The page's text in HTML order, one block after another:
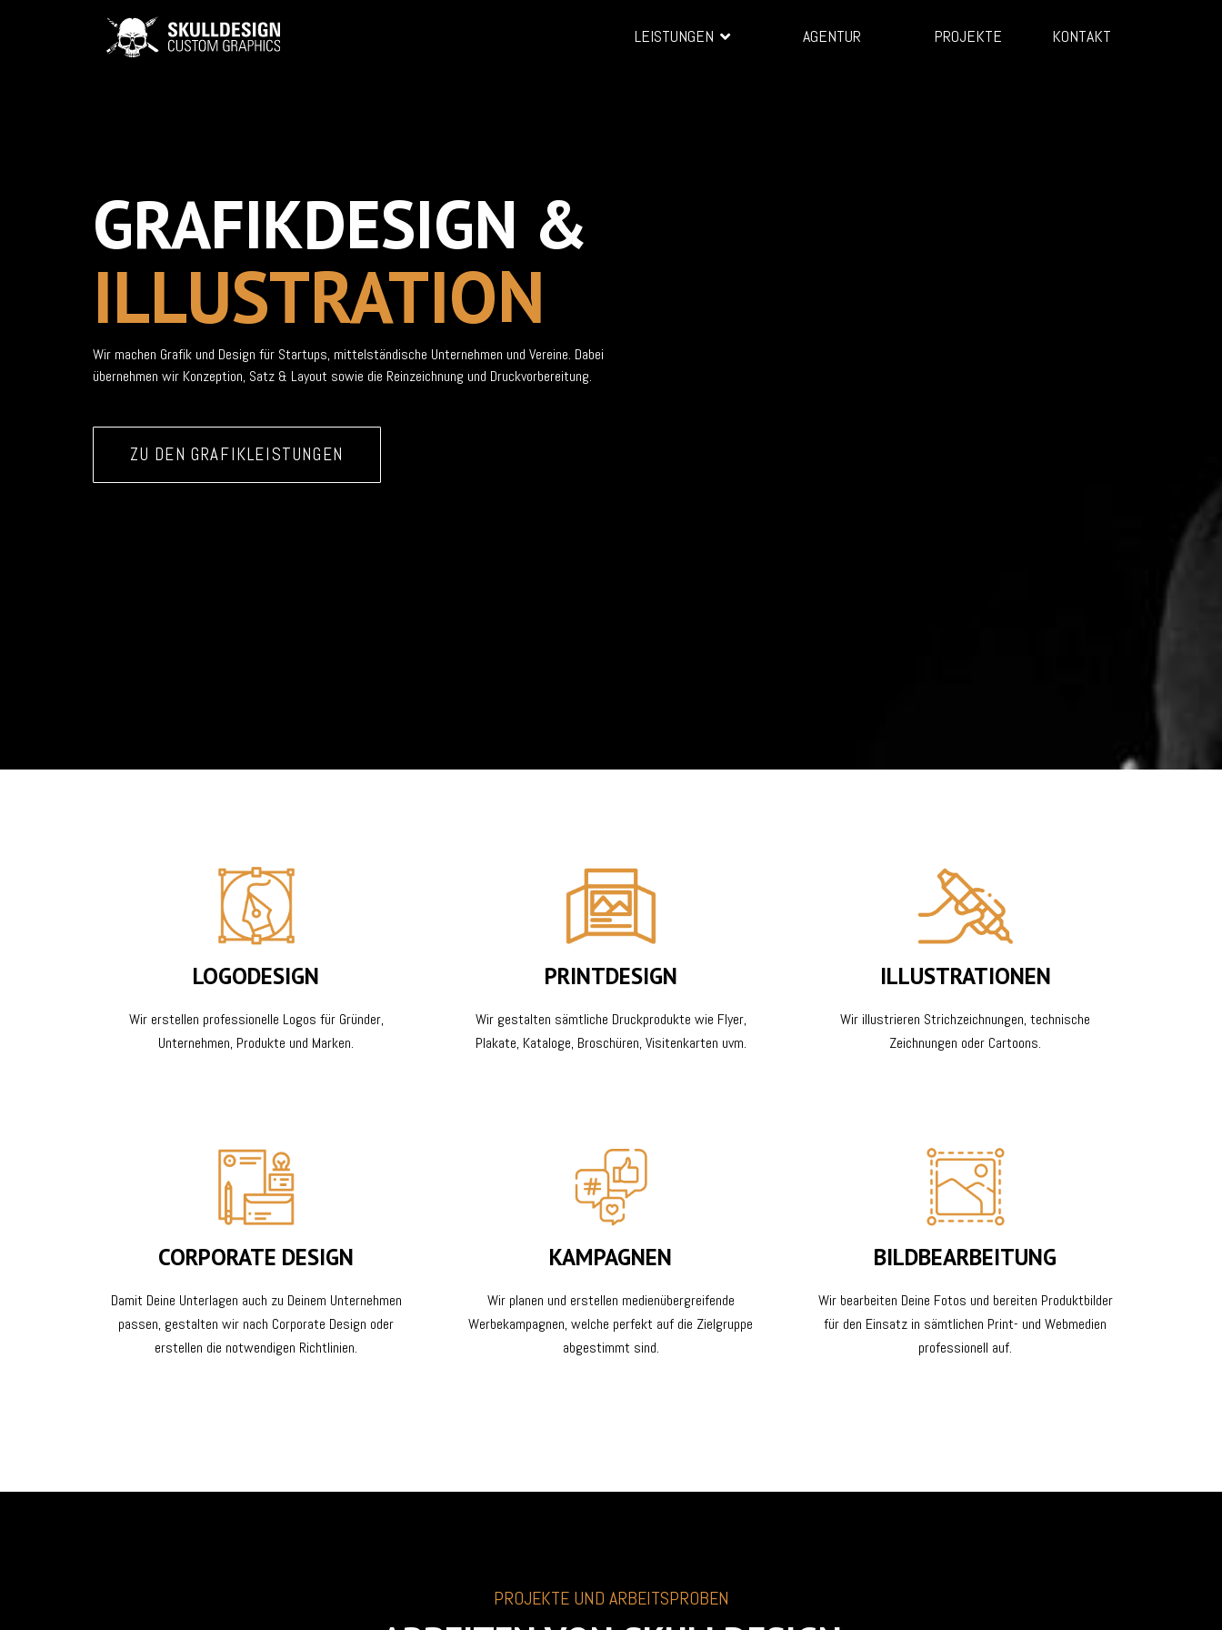
LEISTUNGEN AGENTUR PROJEKTE KONTAKT
GRAFIKDESIGN &
ILLUSTRATION
Wir machen Grafik und Design für Startups, mittelständische Unternehmen und Vereine. Dabei
übernehmen wir Konzeption, Satz & Layout sowie die Reinzeichnung und Druckvorbereitung.
ZU DEN GRAFIKLEISTUNGEN
LOGODESIGN
Wir erstellen professionelle Logos für Gründer,
Unternehmen, Produkte und Marken.
PRINTDESIGN
Wir gestalten sämtliche Druckprodukte wie Flyer,
Plakate, Kataloge, Broschüren, Visitenkarten uvm.
ILLUSTRATIONEN
Wir illustrieren Strichzeichnungen, technische
Zeichnungen oder Cartoons.
CORPORATE DESIGN
Damit Deine Unterlagen auch zu Deinem Unternehmen
passen, gestalten wir nach Corporate Design oder
erstellen die notwendigen Richtlinien.
KAMPAGNEN
Wir planen und erstellen medienübergreifende
Werbekampagnen, welche perfekt auf die Zielgruppe
abgestimmt sind.
BILDBEARBEITUNG
Wir bearbeiten Deine Fotos und bereiten Produktbilder
für den Einsatz in sämtlichen Print- und Webmedien
professionell auf.
PROJEKTE UND ARBEITSPROBEN